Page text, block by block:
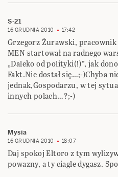
S-21
16 GRUDNIA 2010 17:42
Grzegorz Żurawski,
MEN startował na radnego
„Daleko od polityki(!)”, jak
Fakt.Nie dostał się…;-)Chyba
jednak,Gospodarzu, w tej
innych polach…?;-)
Mysia
16 GRUDNIA 2010 18:07
Daj spokoj Eltoro z tym
powazny, a ty ciagle dygasz.